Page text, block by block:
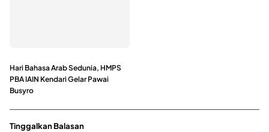
Hari Bahasa Arab Sedunia, HMPS
PBA IAIN Kendari Gelar Pawai
Busyro
Tinggalkan Balasan